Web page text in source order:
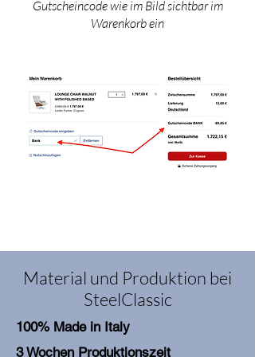
Gutscheincode wie im Bild sichtbar im
Warenkorb ein
Material und Produktion bei
SteelClassic
100% Made in Italy
3 Wochen Produktionszeit